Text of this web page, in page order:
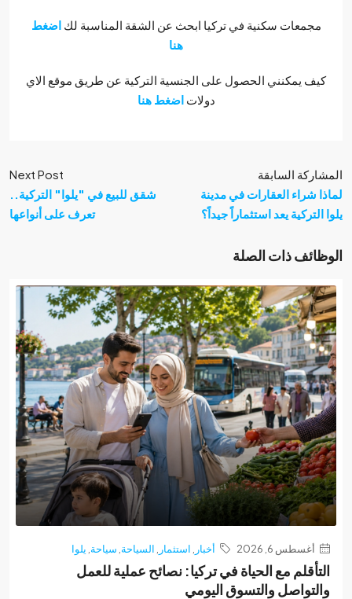
سكنية في تركيا ابحث عن الشقة المناسبة لكاضغط
يمكنني الحصول على الجنسية التركية عن طريق موقع الاي
اضغط هنا
السابقة
العقارات في مدينة
يعد استثماراً جيداً؟
Next Post
شقق للبيع في "يلوا" التركية..
تعرف على أنواعها
ذات الصلة
6, 2026 أخبار ,استثمار السياحة سياحة,يلوا
مع الحياة في تركيا: نصائح عملية للعمل
والتسوق اليومي